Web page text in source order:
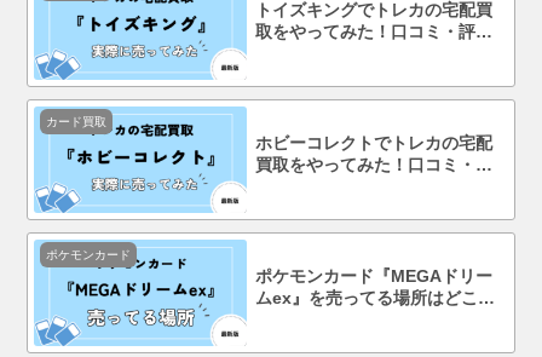
トイズキングでトレカの宅配買
取をやってみた！口コミ・評判
ホビーコレクトでトレカの宅配
買取をやってみた！口コミ・評
カード買取
ポケモンカード『MEGAドリー
ムex』を売ってる場所はどこ？
ポケモンカード